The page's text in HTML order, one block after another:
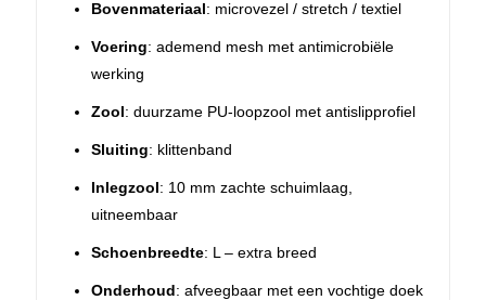
Bovenmateriaal: microvezel / stretch / textiel
Voering: ademend mesh met antimicrobiële
werking
Zool: duurzame PU-loopzool met antislipprofiel
Sluiting: klittenband
Inlegzool: 10 mm zachte schuimlaag,
uitneembaar
Schoenbreedte: L – extra breed
Onderhoud: afveegbaar met een vochtige doek